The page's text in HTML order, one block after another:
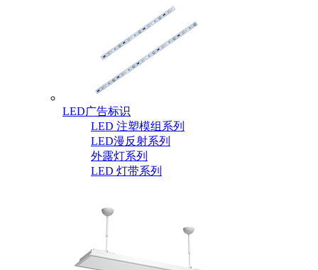
LED广告标识
LED 注塑模组系列
LED漫反射系列
外露灯系列
LED 灯带系列